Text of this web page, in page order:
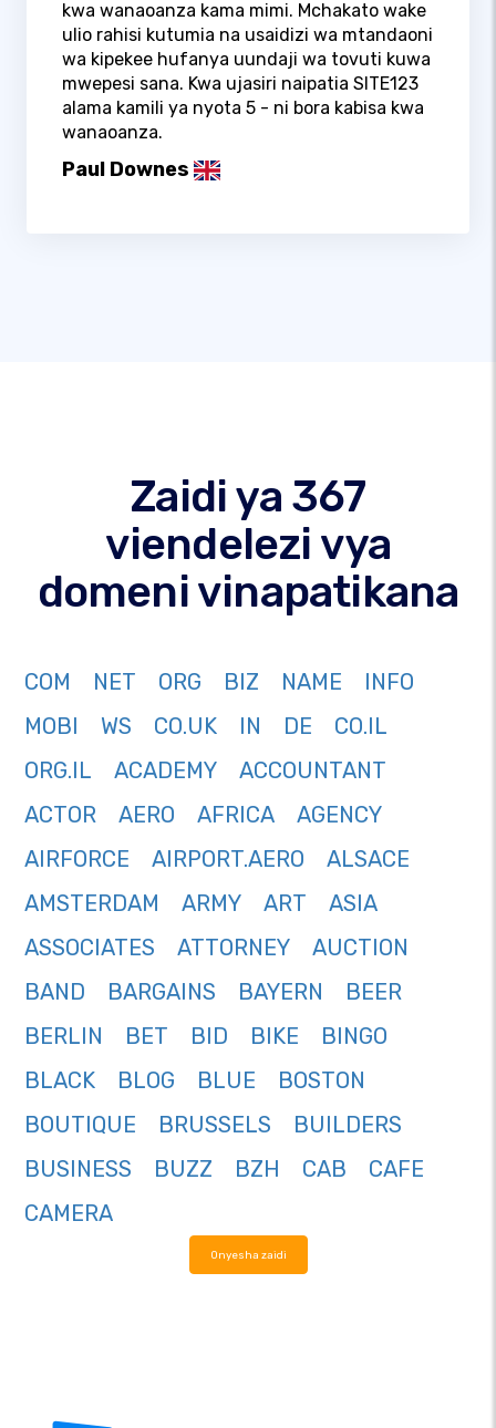
kwa wanaoanza kama mimi. Mchakato wake
ulio rahisi kutumia na usaidizi wa mtandaoni
wa kipekee hufanya uundaji wa tovuti kuwa
mwepesi sana. Kwa ujasiri naipatia SITE123
alama kamili ya nyota 5 - ni bora kabisa kwa
wanaoanza.
Paul Downes
Zaidi ya 367
viendelezi vya
domeni vinapatikana
COM NET ORG BIZ NAME
INFO
MOBI
WS CO.UK IN DE
CO.IL
ORG.IL
ACADEMY
ACCOUNTANT
ACTOR
AERO AFRICA
AGENCY
AIRFORCE
AIRPORT.AERO
ALSACE
AMSTERDAM
ARMY ART
ASIA
ASSOCIATES
ATTORNEY
AUCTION
BAND
BARGAINS BAYERN
BEER
BERLIN
BET BID BIKE
BINGO
BLACK
BLOG BLUE
BOSTON
BOUTIQUE
BRUSSELS
BUILDERS
BUSINESS
BUZZ BZH CAB
CAFE
CAMERA
Onyesha zaidi